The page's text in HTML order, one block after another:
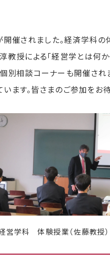
開催されました。経済学
授による「経営学とは何
相談コーナーも開催され
ます。皆さまのご参加をお待
営学科 体験授業（佐藤教授）